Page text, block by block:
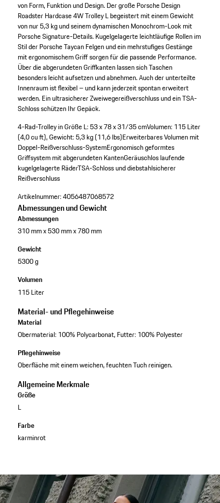
von Form, Funktion und Design. Der große Porsche Design
Roadster Hardcase 4W Trolley L begeistert mit einem Gewicht
von nur 5,3 kg und seinem dynamischen Monochrom-Look mit
Porsche Signature-Details. Kugelgelagerte leichtläufige Rollen im
Stil der Porsche Taycan Felgen und ein mehrstufiges Gestänge
mit ergonomischem Griff sorgen für die passende Performance.
Über die abgerundeten Griffkanten lassen sich Taschen
besonders leicht aufsetzen und abnehmen. Auch der unterteilte
Innenraum ist flexibel – und kann jederzeit spontan erweitert
werden. Ein ultrasicherer Zweiwegereißverschluss und ein TSA-
Schloss schützen Ihr Gepäck.
4-Rad-Trolley in Größe L: 53 x 78 x 31/35 cmVolumen: 115 Liter
(4,0 cu ft), Gewicht: 5,3 kg (11,6 lbs)Erweiterbares Volumen mit
Doppel-Reißverschluss-SystemErgonomisch geformtes
Griffsystem mit abgerundeten KantenGeräuschlos laufende
kugelgelagerte RäderTSA-Schloss und diebstahlsicherer
Reißverschluss
Artikelnummer:4056487068572
Abmessungen und Gewicht
Abmessungen
310 mm x 530 mm x 780 mm
Gewicht
5300 g
Volumen
115 Liter
Material- und Pflegehinweise
Material
Obermaterial: 100% Polycarbonat, Futter: 100% Polyester
Pflegehinweise
Oberfläche mit einem weichen, feuchten Tuch reinigen.
Allgemeine Merkmale
Größe
L
Farbe
karminrot